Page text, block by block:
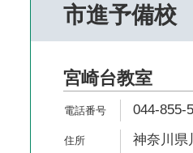
市進予備校
宮崎台教室
044-855-
神奈川県